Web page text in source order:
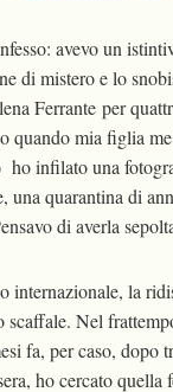
avevo un
di mistero e lo
Ferrante per
quando mia figlia
infilato una
una quarantina di
di averla
internazionale, la
scaffale. Nel
fa, per caso,
ho cercato